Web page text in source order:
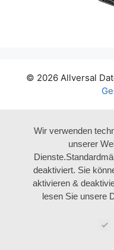
© 2026 Allversal
Wir verwenden
unserer
deaktiviert. Sie
aktivieren &
lesen Sie unsere